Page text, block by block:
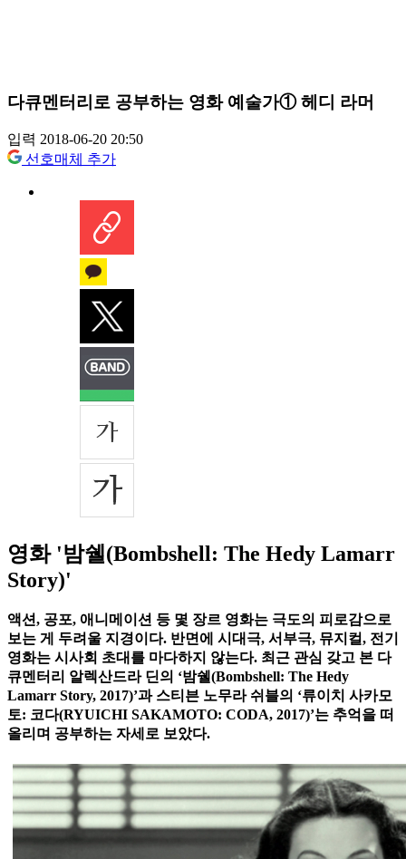
다큐멘터리로 공부하는 영화 예술가① 헤디 라머
입력 2018-06-20 20:50
선호매체 추가
영화 '밤쉘(Bombshell: The Hedy Lamarr
Story)'
액션, 공포, 애니메이션 등 몇 장르 영화는 극도의 피로감으로
보는 게 두려울 지경이다. 반면에 시대극, 서부극, 뮤지컬, 전기
영화는 시사회 초대를 마다하지 않는다. 최근 관심 갖고 본 다
큐멘터리 알렉산드라 딘의 ‘밤쉘(Bombshell: The Hedy
Lamarr Story, 2017)’과 스티븐 노무라 쉬블의 ‘류이치 사카모
토: 코다(RYUICHI SAKAMOTO: CODA, 2017)’는 추억을 떠
올리며 공부하는 자세로 보았다.